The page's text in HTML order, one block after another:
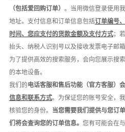
（包括爱回购订单） 。当用微信登录使用
地址。支付信息和订单信息包括订单编号
时间、您应支付的货款金额及支付方式；
抬头、纳税人识别号以及接收发票电子邮箱
为了提供高效的搜索服务，会向您展示搜索
的本地设备。
我们的电话客服和售后功能（官方客服）
信息和联系方式。为保证您的账号安全，
核验您的身份。 当您需要我们提供与您订
们将会查询您的订单信息。 您有可能会在